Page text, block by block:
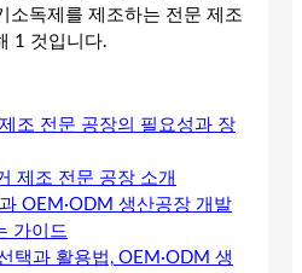
소독제를 제조하는 전문 제조
1 것입니다.
조 전문 공장의 필요성과 장
제조 전문 공장 소개
OEM·ODM 생산공장 개발
가이드
택과 활용법, OEM·ODM 생